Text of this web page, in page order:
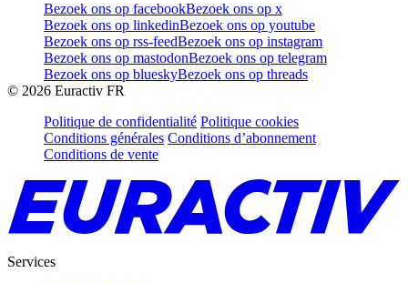
Bezoek ons op facebookBezoek ons op x
Bezoek ons op linkedinBezoek ons op youtube
Bezoek ons op rss-feedBezoek ons op instagram
Bezoek ons op mastodonBezoek ons op telegram
Bezoek ons op blueskyBezoek ons op threads
© 2026 Euractiv FR
Politique de confidentialité Politique cookies
Conditions générales Conditions d’abonnement
Conditions de vente
Services